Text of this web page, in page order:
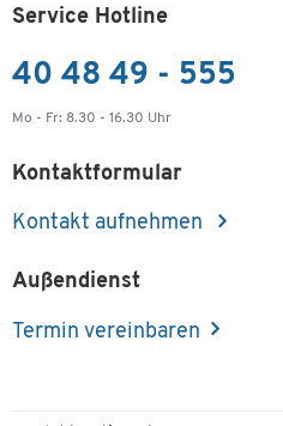
Service Hotline
40 48 49 - 555
Mo - Fr: 8.30 - 16.30 Uhr
Kontaktformular
Kontakt aufnehmen
Außendienst
Termin vereinbaren